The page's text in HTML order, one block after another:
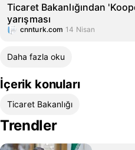
Ticaret Bakanlığından
yarışması
cnnturk.com 14 Nisan
Daha fazla oku
İçerik konuları
Ticaret Bakanlığı
Trendler